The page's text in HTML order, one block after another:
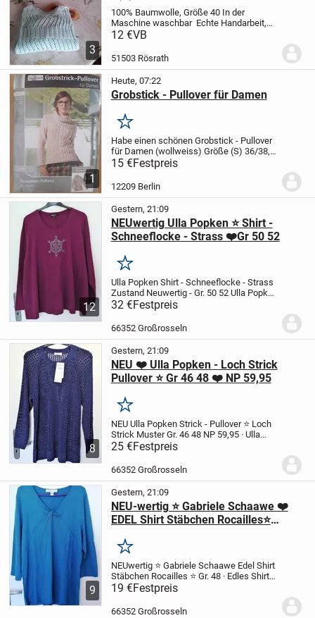
3
100% Baumwolle, Größe 40 In der
Maschine waschbar Echte Handarbeit,
neuwertig
12 €VB
51503 Rösrath
1
Heute, 07:22
Grobstick - Pullover für Damen
Merken
Habe einen schönen Grobstick - Pullover
für Damen (wollweiss) Größe (S) 36/38,
in Original Verpackung, anzubieten
15 €Festpreis
12209 Berlin
12
Gestern, 21:09
NEUwertig Ulla Popken ⭐ Shirt -
Schneeflocke - Strass ❤️Gr 50 52
Merken
Ulla Popken Shirt - Schneeflocke - Strass
Zustand Neuwertig - Gr. 50 52 Ulla Popken
- Shirtschöne Schneeflocke mit
Strass-Steinchen (keines fehlt !)
50 / 52 – sehr guter...
32 €Festpreis
66352 Großrosseln
8
Gestern, 21:09
NEU ❤️ Ulla Popken - Loch Strick
Pullover ⭐ Gr 46 48 ❤️ NP 59,95
Merken
NEU Ulla Popken Strick - Pullover⭐ Loch
Strick Muster Gr. 46 48NP 59,95 · Ulla
Popken Pullover Loch-Strick
· Lochmuster
· Raglan-Ärmel· Bündchen
25 €Festpreis
66352 Großrosseln
9
Gestern, 21:09
NEU-wertig ⭐ Gabriele Schaawe ❤️
EDEL Shirt Stäbchen Rocailles⭐
Merken
NEUwertig ⭐ Gabriele SchaaweEdel Shirt
Stäbchen Rocailles ⭐ Gr. 48 · Edles Shirt
mit V-Ausschnitt· Stäbchen-Rocailles an
Hals- und Brustbereich
Strahlen-Optik· 3/4 Armlänge
19 €Festpreis
66352 Großrosseln